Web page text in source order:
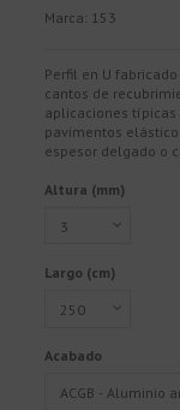
Marca: 153
Perfil en U
cantos de
aplicaciones
pavimentos
espesor delgado o
Altura (mm)
Largo (cm)
Acabado